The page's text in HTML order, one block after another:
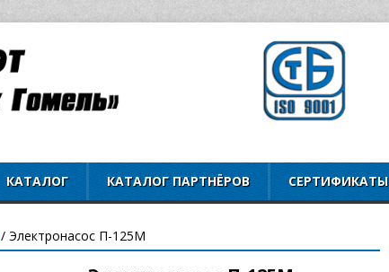
КАТАЛОГ КАТАЛОГ ПАРТНЁРОВ СЕРТИФИКАТЫ
/ Электронасос П-125М